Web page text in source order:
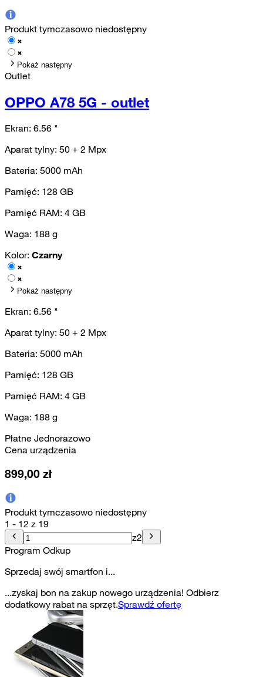
Produkt tymczasowo niedostępny
Pokaż następny
Outlet
OPPO A78 5G - outlet
Ekran: 6.56 "
Aparat tylny: 50 + 2 Mpx
Bateria: 5000 mAh
Pamięć: 128 GB
Pamięć RAM: 4 GB
Waga: 188 g
Kolor: Czarny
Pokaż następny
Ekran: 6.56 "
Aparat tylny: 50 + 2 Mpx
Bateria: 5000 mAh
Pamięć: 128 GB
Pamięć RAM: 4 GB
Waga: 188 g
Płatne Jednorazowo
Cena urządzenia
899,00 zł
Produkt tymczasowo niedostępny
1 - 12 z 19
z2
Program Odkup
Sprzedaj swój smartfon i...
...zyskaj bon na zakup nowego urządzenia! Odbierz
dodatkowy rabat na sprzęt.Sprawdź ofertę